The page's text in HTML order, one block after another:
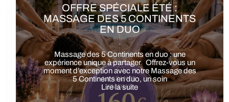
OFFRE SPÉCIALE ÉTÉ : SOIN
ÉNERGÉTIQUE 6ÈME
CONTINENT EN DUO
Offre spéciale été: Soin du 6ᵉ Continent en duo
Une expérience unique à partager à Gémenos
Offrez-vous une parenthèse de
Lire la suite